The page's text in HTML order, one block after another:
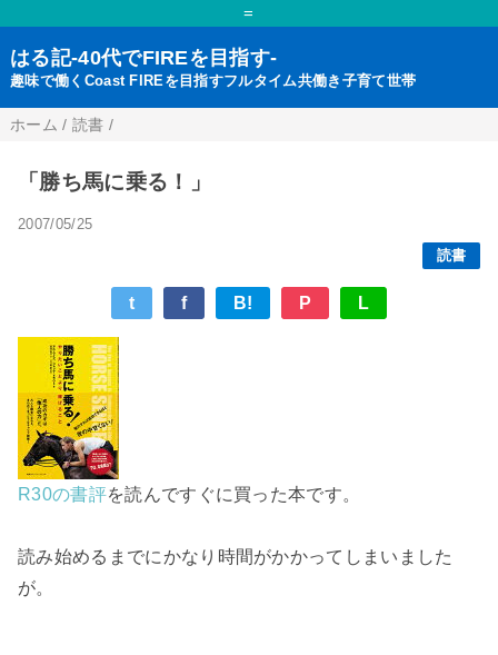
=
はる記-40代でFIREを目指す-
趣味で働くCoast FIREを目指すフルタイム共働き子育て世帯
ホーム / 読書 /
「勝ち馬に乗る！」
2007/05/25
読書
t f B! P L
R30の書評を読んですぐに買った本です。
読み始めるまでにかなり時間がかかってしまいました
が。